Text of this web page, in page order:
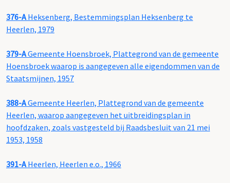
376-AHeksenberg, Bestemmingsplan Heksenberg te
Heerlen, 1979
379-AGemeente Hoensbroek, Plattegrond van de gemeente
Hoensbroek waarop is aangegeven alle eigendommen van de
Staatsmijnen, 1957
388-AGemeente Heerlen, Plattegrond van de gemeente
Heerlen, waarop aangegeven het uitbreidingsplan in
hoofdzaken, zoals vastgesteld bij Raadsbesluit van 21 mei
1953, 1958
391-AHeerlen, Heerlen e.o., 1966